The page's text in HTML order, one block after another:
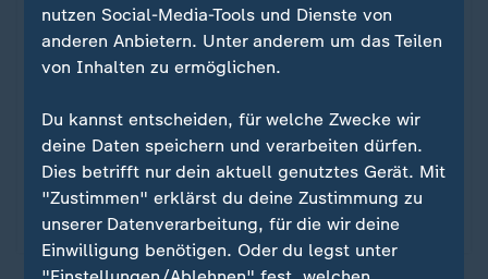
Nachrichten | Thema
Was steckt hinter den großen Schlagzeilen?
Gemeinsam mit Marietta Slomka, Christian Sievers
und Dunja Hayali blickt Helene Reiner in jeder
Folge auf ein wichtiges Thema der Woche.
nutzen Social-Media-Tools und Dienste von
anderen Anbietern. Unter anderem um das Teilen
von Inhalten zu ermöglichen.
Du kannst entscheiden, für welche Zwecke wir
deine Daten speichern und verarbeiten dürfen.
Dies betrifft nur dein aktuell genutztes Gerät. Mit
"Zustimmen" erklärst du deine Zustimmung zu
unserer Datenverarbeitung, für die wir deine
Einwilligung benötigen. Oder du legst unter